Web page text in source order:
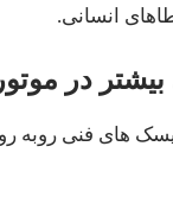
انسانی.
های فنی روبه